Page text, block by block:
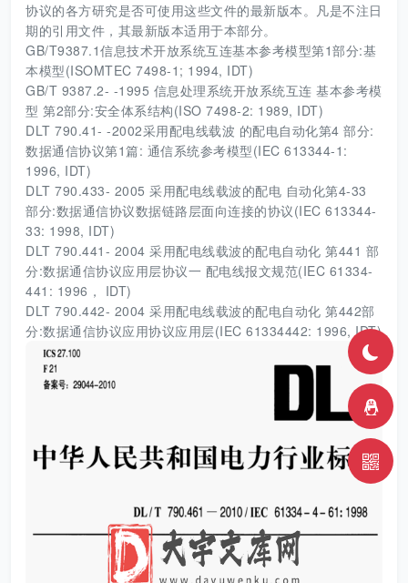
协议的各方研究是否可使用这些文件的最新版本。凡是不注日
期的引用文件，其最新版本适用于本部分。
GB/T9387.1信息技术开放系统互连基本参考模型第1部分:基
本模型(ISOMTEC 7498-1; 1994, IDT)
GB/T 9387.2- -1995 信息处理系统开放系统互连 基本参考模
型 第2部分:安全体系结构(ISO 7498-2: 1989, IDT)
DLT 790.41- -2002采用配电线载波 的配电自动化第4 部分:
数据通信协议第1篇: 通信系统参考模型(IEC 613344-1:
1996, IDT)
DLT 790.433- 2005 采用配电线载波的配电 自动化第4-33
部分:数据通信协议数据链路层面向连接的协议(IEC 613344-
33: 1998, IDT)
DLT 790.441- 2004 采用配电线载波的配电自动化 第441 部
分:数据通信协议应用层协议一 配电线报文规范(IEC 61334-
441: 1996， IDT)
DLT 790.442- 2004 采用配电线载波的配电自动化 第442部
分:数据通信协议应用协议应用层(IEC 61334442: 1996, IDT)